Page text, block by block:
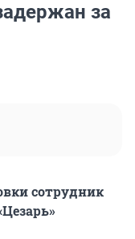
за
сотрудник